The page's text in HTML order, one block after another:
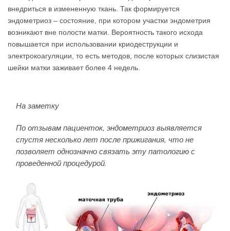
внедриться в измененную ткань. Так формируется
эндометриоз – состояние, при котором участки эндометрия
возникают вне полости матки. Вероятность такого исхода
повышается при использовании криодеструкции и
электрокоагуляции, то есть методов, после которых слизистая
шейки матки заживает более 4 недель.
На заметку
По отзывам пациенток, эндометриоз выявляется
спустя несколько лет после прижигания, что не
позволяет однозначно связать эту патологию с
проведенной процедурой.